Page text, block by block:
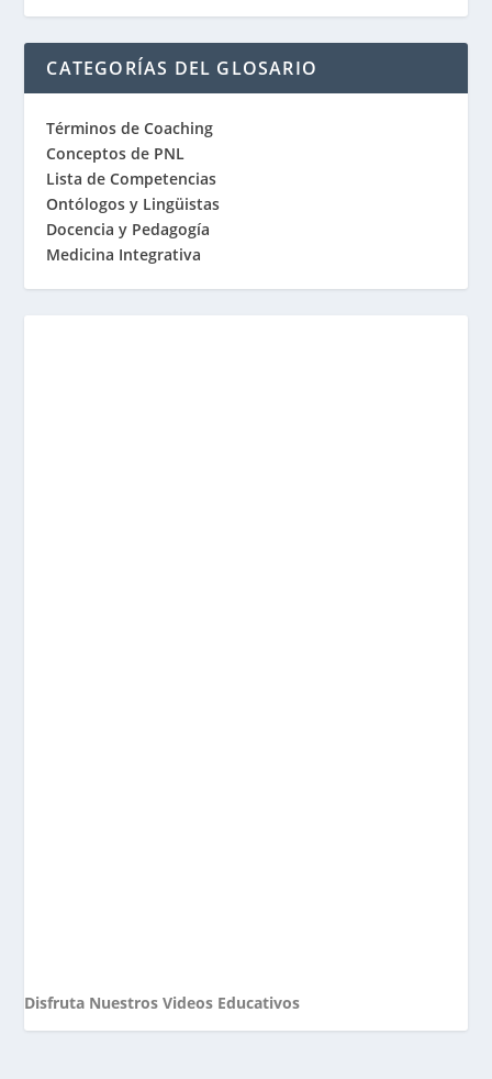
CATEGORÍAS DEL GLOSARIO
Términos de Coaching
Conceptos de PNL
Lista de Competencias
Ontólogos y Lingüistas
Docencia y Pedagogía
Medicina Integrativa
Disfruta Nuestros Videos Educativos